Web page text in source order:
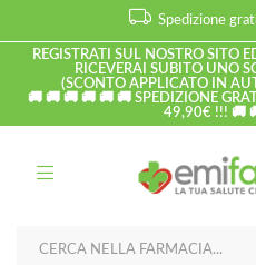
Spedizione
REGISTRATI SUL NOSTRO SITO
RICEVERAI SUBITO UNO
(SCONTO APPLICATO IN
🚚 🚚 🚚 🚚 🚚 🚚 SPEDIZIONE
49,90€ !!! 🚚